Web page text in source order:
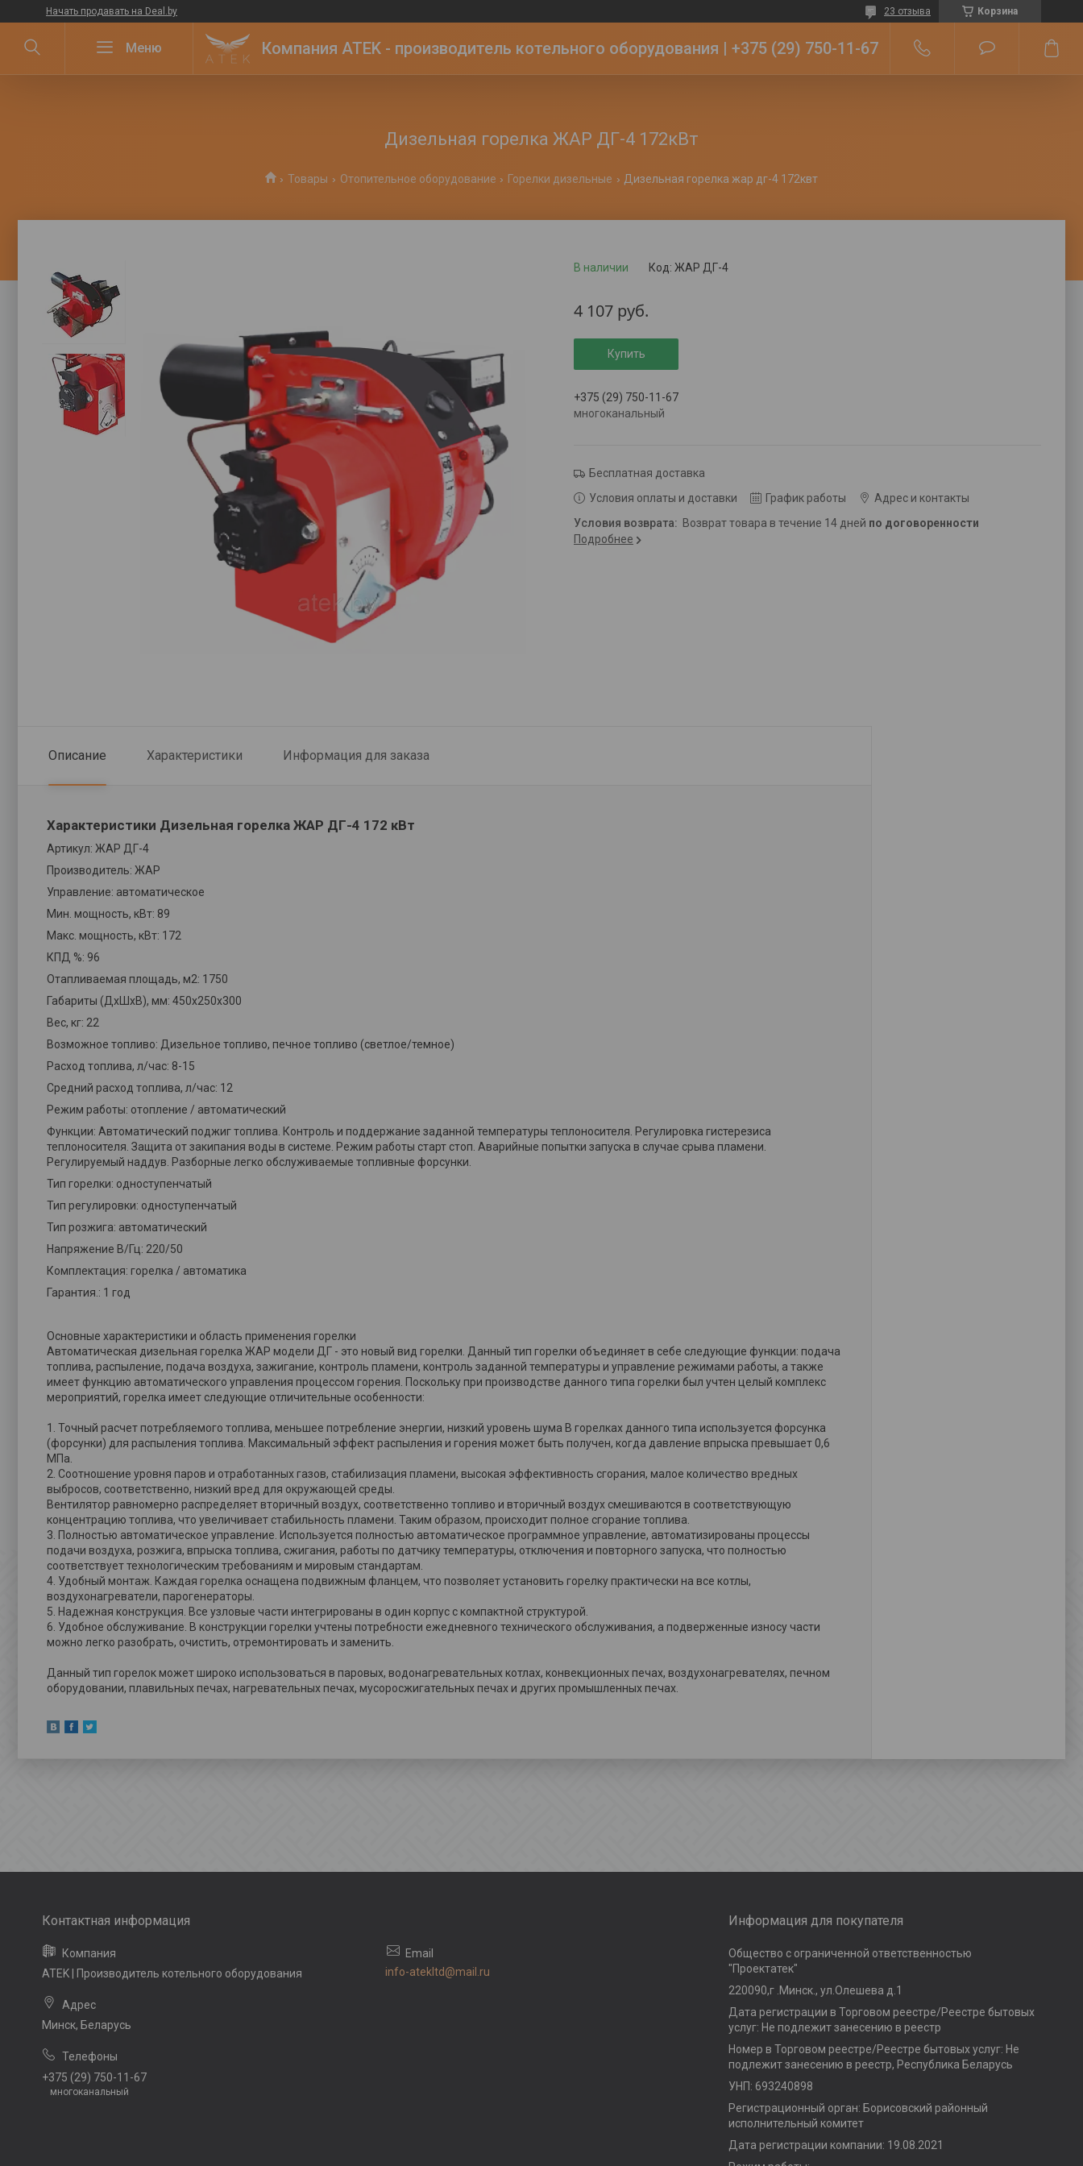
Начать продавать на Deal.by Корзина
23 отзыва
Компания ATEK - производитель котельного оборудования | +375 (29) 750-11-67
Дизельная горелка ЖАР ДГ-4 172кВт
Товары Отопительное оборудование Горелки дизельные Дизельная горелка жар дг-4 172квт
В наличии Код: ЖАР ДГ-4
4 107 руб.
Купить
+375 (29) 750-11-67
многоканальный
Бесплатная доставка
Условия оплаты и доставки
График работы
Адрес и контакты
возврат товара в течение 14 дней по договоренности
Подробнее
Описание Характеристики Информация для заказа
Характеристики Дизельная горелка ЖАР ДГ-4 172 кВт
Артикул: ЖАР ДГ-4
Производитель: ЖАР
Управление: автоматическое
Мин. мощность, кВт: 89
Макс. мощность, кВт: 172
КПД %: 96
Отапливаемая площадь, м2: 1750
Габариты (ДxШxВ), мм: 450х250х300
Вес, кг: 22
Возможное топливо: Дизельное топливо, печное топливо (светлое/темное)
Расход топлива, л/час: 8-15
Средний расход топлива, л/час: 12
Режим работы: отопление / автоматический
Функции: Автоматический поджиг топлива. Контроль и поддержание заданной температуры теплоносителя. Регулировка гистерезиса
теплоносителя. Защита от закипания воды в системе. Режим работы старт стоп. Аварийные попытки запуска в случае срыва пламени.
Регулируемый наддув. Разборные легко обслуживаемые топливные форсунки.
Тип горелки: одноступенчатый
Тип регулировки: одноступенчатый
Тип розжига: автоматический
Напряжение В/Гц: 220/50
Комплектация: горелка / автоматика
Гарантия.: 1 год
Основные характеристики и область применения горелки
Автоматическая дизельная горелка ЖАР модели ДГ - это новый вид горелки. Данный тип горелки объединяет в себе следующие функции: подача
топлива, распыление, подача воздуха, зажигание, контроль пламени, контроль заданной температуры и управление режимами работы, а также
имеет функцию автоматического управления процессом горения. Поскольку при производстве данного типа горелки был учтен целый комплекс
мероприятий, горелка имеет следующие отличительные особенности:
1. Точный расчет потребляемого топлива, меньшее потребление энергии, низкий уровень шума В горелках данного типа используется форсунка
(форсунки) для распыления топлива. Максимальный эффект распыления и горения может быть получен, когда давление впрыска превышает 0,6
МПа.
2. Соотношение уровня паров и отработанных газов, стабилизация пламени, высокая эффективность сгорания, малое количество вредных
выбросов, соответственно, низкий вред для окружающей среды.
Вентилятор равномерно распределяет вторичный воздух, соответственно топливо и вторичный воздух смешиваются в соответствующую
концентрацию топлива, что увеличивает стабильность пламени. Таким образом, происходит полное сгорание топлива.
3. Полностью автоматическое управление. Используется полностью автоматическое программное управление, автоматизированы процессы
подачи воздуха, розжига, впрыска топлива, сжигания, работы по датчику температуры, отключения и повторного запуска, что полностью
соответствует технологическим требованиям и мировым стандартам.
4. Удобный монтаж. Каждая горелка оснащена подвижным фланцем, что позволяет установить горелку практически на все котлы,
воздухонагреватели, парогенераторы.
5. Надежная конструкция. Все узловые части интегрированы в один корпус с компактной структурой.
6. Удобное обслуживание. В конструкции горелки учтены потребности ежедневного технического обслуживания, а подверженные износу части
можно легко разобрать, очистить, отремонтировать и заменить.
Данный тип горелок может широко использоваться в паровых, водонагревательных котлах, конвекционных печах, воздухонагревателях, печном
оборудовании, плавильных печах, нагревательных печах, мусоросжигательных печах и других промышленных печах.
ATEK | Производитель котельного оборудования
Минск, Беларусь
+375 (29) 750-11-67
многоканальный
info-atekltd@mail.ru
Информация для покупателя
Общество с ограниченной ответственностью
"Проектатек"
220090,г .Минск., ул.Олешева д.1
Дата регистрации в Торговом реестре/Реестре бытовых
услуг: Не подлежит занесению в реестр
Номер в Торговом реестре/Реестре бытовых услуг: Не
подлежит занесению в реестр, Республика Беларусь
УНП: 693240898
Регистрационный орган: Борисовский районный
исполнительный комитет
Дата регистрации компании: 19.08.2021